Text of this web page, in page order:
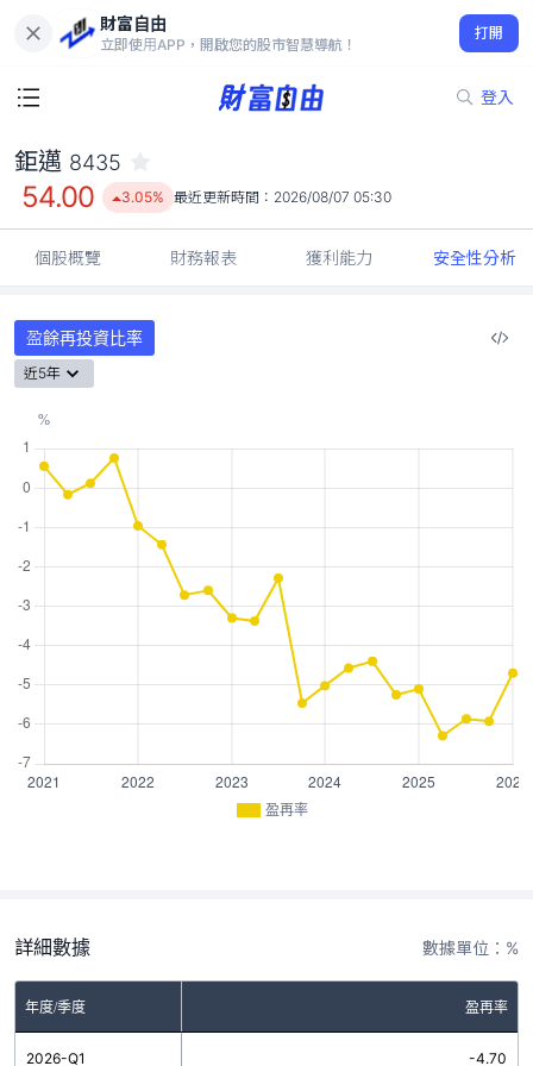
財富自由
立即使用APP，開啟您的股市智慧導航！
打開
登入
54.00
3.05%
鉅邁 8435
54.00 3.05% 最近更新時間： 2026/08/07 05:30
個股概覽 財務報表 獲利能力 安全性分析
盈餘再投資比率
近5年
盈再率
詳細數據 數據單位：%
年度/季度 盈再率
2026-Q1 -4.70